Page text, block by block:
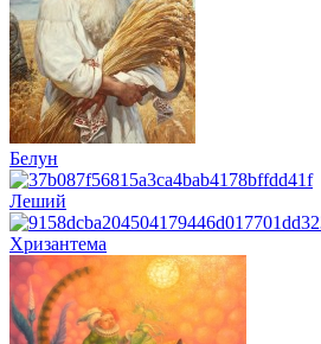
Белун
Леший
Хризантема